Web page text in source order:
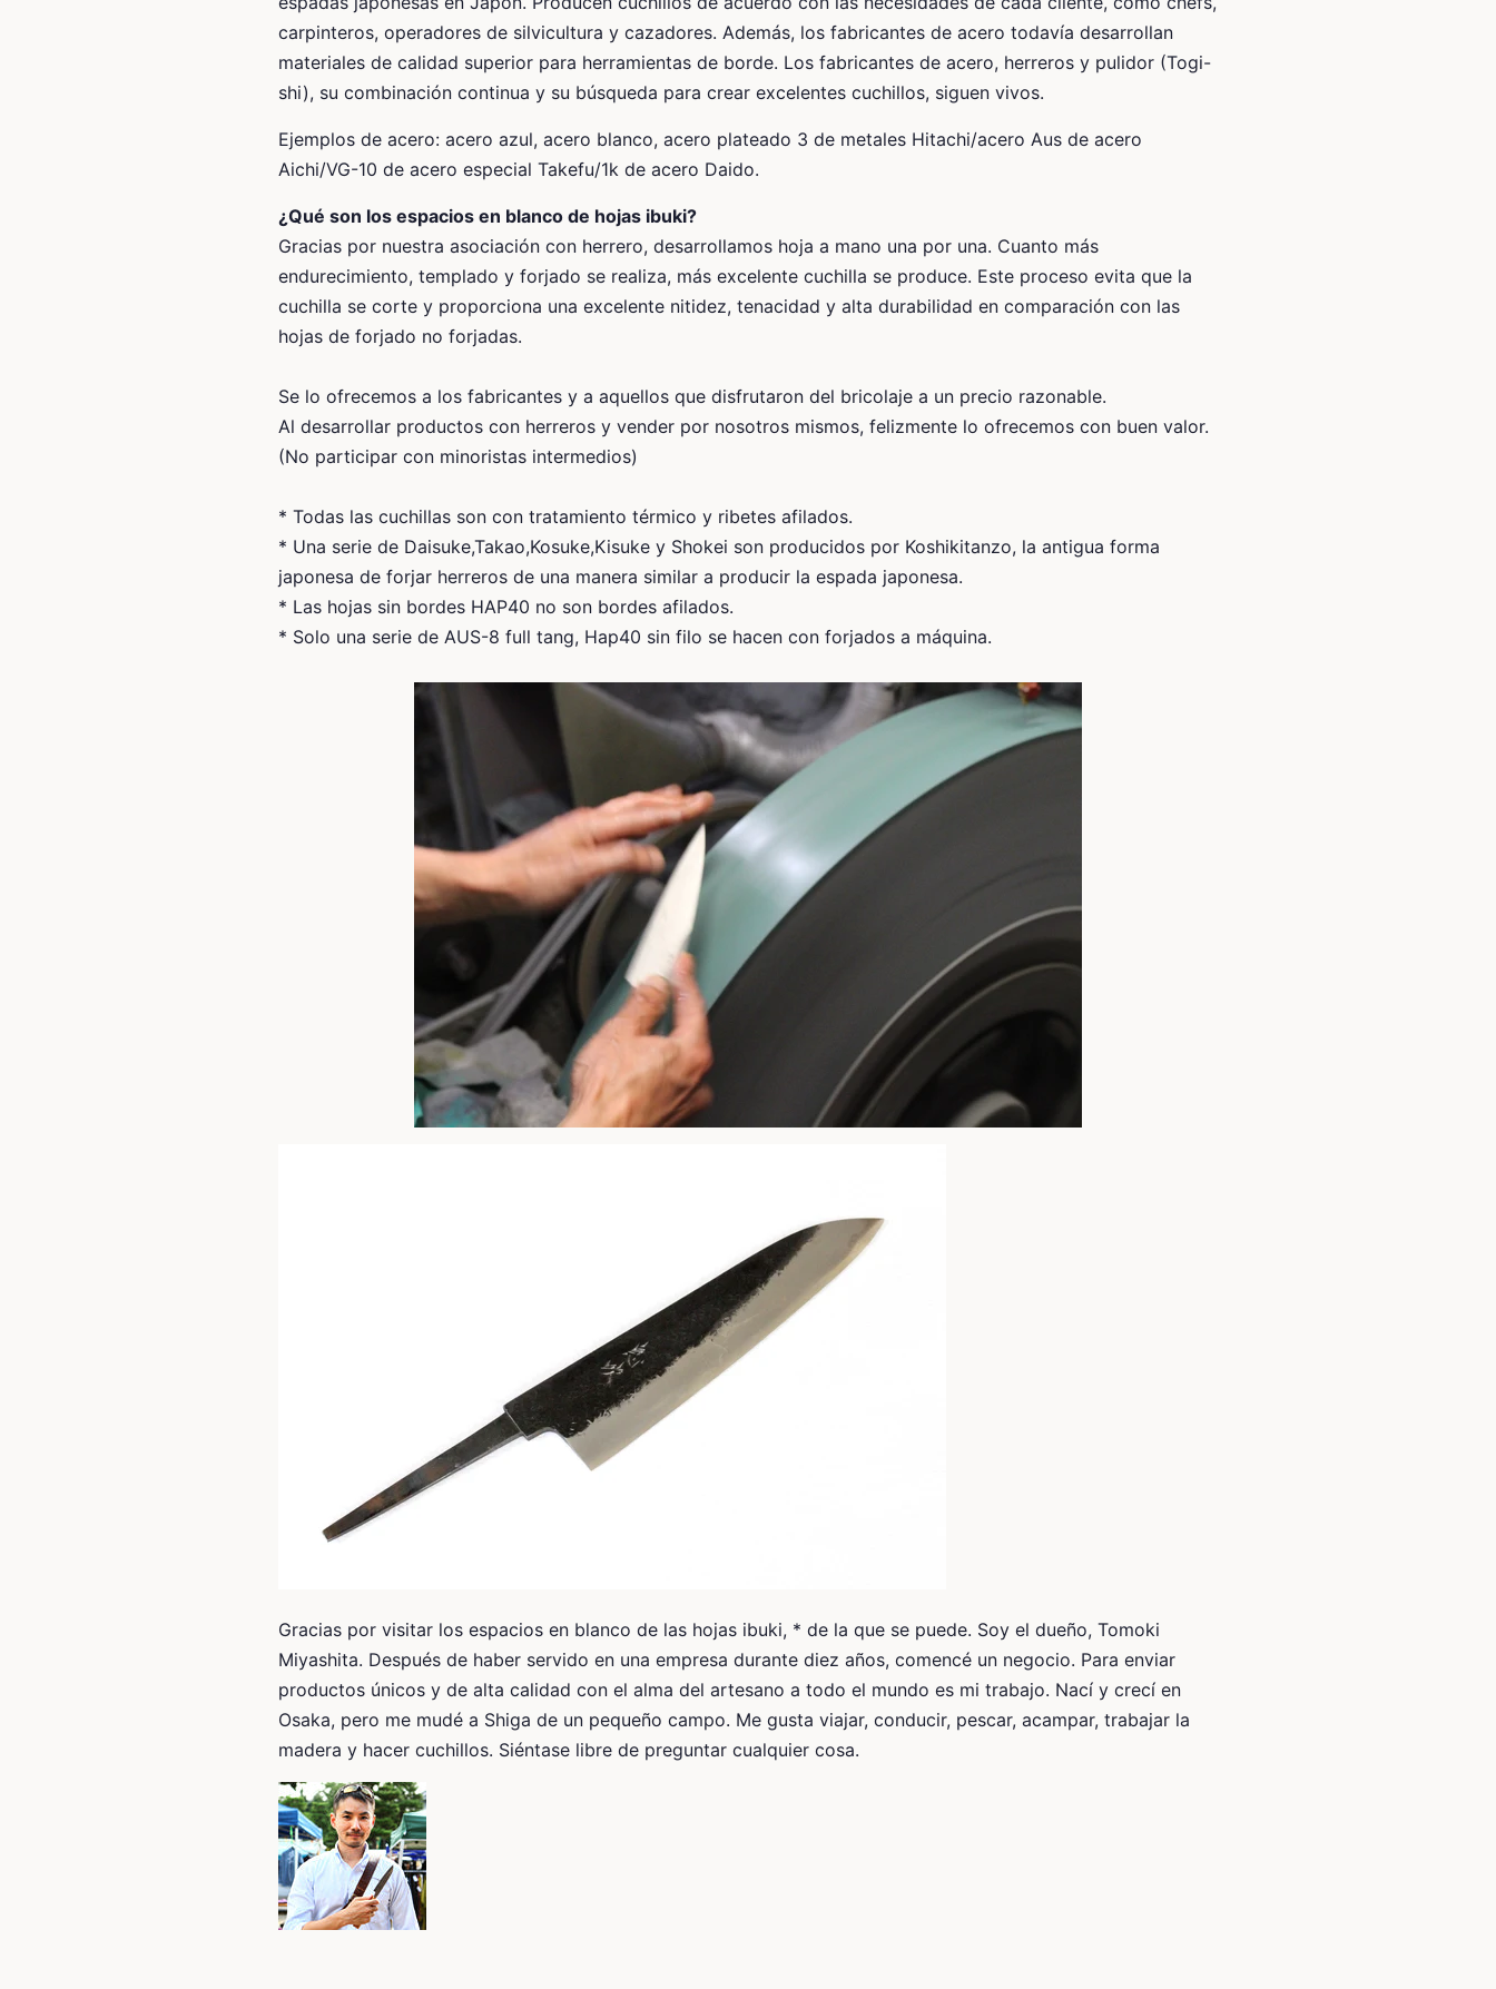
carpinteros, operadores de silvicultura y cazadores. Además, los fabricantes de acero todavía desarrollan
materiales de calidad superior para herramientas de borde. Los fabricantes de acero, herreros y pulidor (Togi-
shi), su combinación continua y su búsqueda para crear excelentes cuchillos, siguen vivos.
Ejemplos de acero: acero azul, acero blanco, acero plateado 3 de metales Hitachi/acero Aus de acero
Aichi/VG-10 de acero especial Takefu/1k de acero Daido.
¿Qué son los espacios en blanco de hojas ibuki?
Gracias por nuestra asociación con herrero, desarrollamos hoja a mano una por una. Cuanto más
endurecimiento, templado y forjado se realiza, más excelente cuchilla se produce. Este proceso evita que la
cuchilla se corte y proporciona una excelente nitidez, tenacidad y alta durabilidad en comparación con las
hojas de forjado no forjadas.
Se lo ofrecemos a los fabricantes y a aquellos que disfrutaron del bricolaje a un precio razonable.
Al desarrollar productos con herreros y vender por nosotros mismos, felizmente lo ofrecemos con buen valor.
(No participar con minoristas intermedios)
* Todas las cuchillas son con tratamiento térmico y ribetes afilados.
* Una serie de Daisuke,Takao,Kosuke,Kisuke y Shokei son producidos por Koshikitanzo, la antigua forma
japonesa de forjar herreros de una manera similar a producir la espada japonesa.
* Las hojas sin bordes HAP40 no son bordes afilados.
* Solo una serie de AUS-8 full tang, Hap40 sin filo se hacen con forjados a máquina.
Gracias por visitar los espacios en blanco de las hojas ibuki, * de la que se puede. Soy el dueño, Tomoki
Miyashita. Después de haber servido en una empresa durante diez años, comencé un negocio. Para enviar
productos únicos y de alta calidad con el alma del artesano a todo el mundo es mi trabajo. Nací y crecí en
Osaka, pero me mudé a Shiga de un pequeño campo. Me gusta viajar, conducir, pescar, acampar, trabajar la
madera y hacer cuchillos. Siéntase libre de preguntar cualquier cosa.